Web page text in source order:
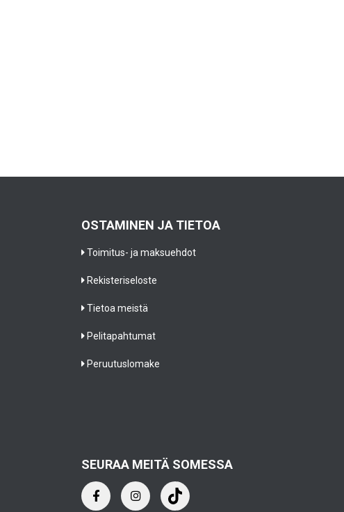
OSTAMINEN JA TIETOA
Toimitus- ja maksuehdot
Rekisteriseloste
Tietoa meistä
Pelitapahtumat
Peruutuslomake
SEURAA MEITÄ SOMESSA